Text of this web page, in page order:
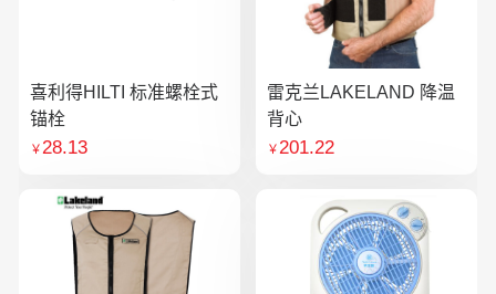
喜利得HILTI 标准螺栓式
锚栓
￥28.13
雷克兰LAKELAND 降温
背心
￥201.22